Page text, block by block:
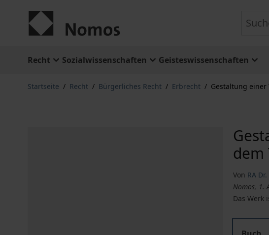
Recht Sozialwissenschaften Geisteswissenschaften
Startseite / Recht / Bürgerliches Recht / Erbrecht / Gestaltung einer
dem
Von RA
Nomos, 1.
Das Werk